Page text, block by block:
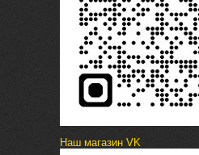
Наш магазин VK